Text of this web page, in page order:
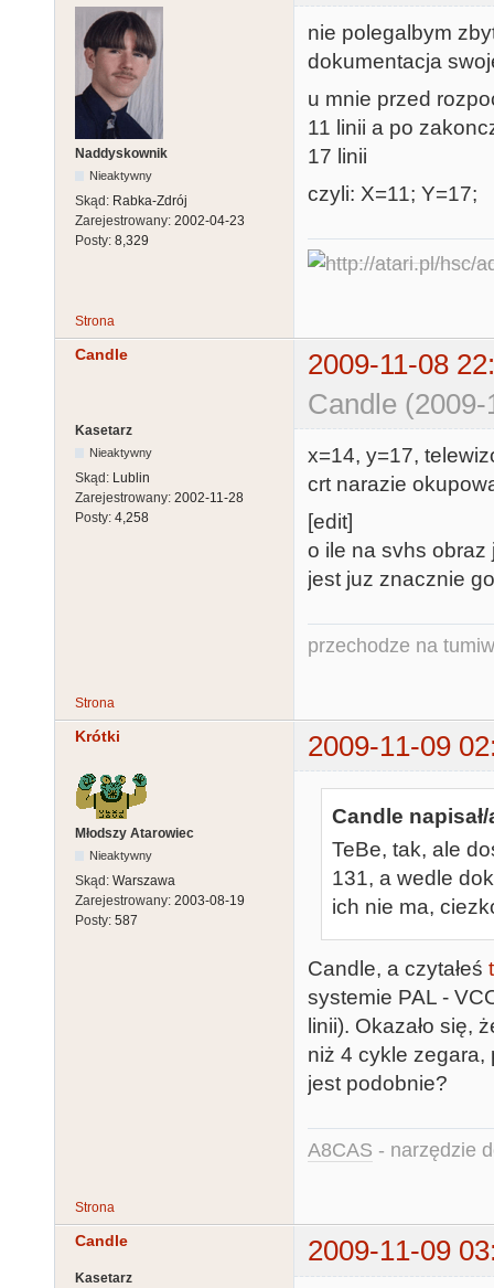
Naddyskownik
Nieaktywny
Skąd: Rabka-Zdrój
Zarejestrowany: 2002-04-23
Posty: 8,329
nie polegalbym
dokumentacja
u mnie przed
11 linii a po
17 linii
czyli: X=11; Y=17;
Strona
Candle
2009-11-08
Candle
Kasetarz
Nieaktywny
Skąd: Lublin
Zarejestrowany: 2002-11-28
Posty: 4,258
x=14, y=17,
crt narazie
[edit]
o ile na svhs obraz
jest juz znacznie
przechodze na
Strona
Krótki 2009-11-09
Młodszy Atarowiec
Nieaktywny
Skąd: Warszawa
Zarejestrowany: 2003-08-19
Posty: 587
Candle napisał/
TeBe, tak, ale
131, a wedle
ich nie ma,
Candle, a czytałeś
systemie PAL -
linii). Okazało się,
niż 4 cykle zegara,
jest podobnie?
A8CAS - narzędzie
Strona
Candle 2009-11-09
Kasetarz